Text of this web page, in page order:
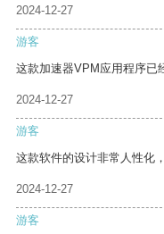
2024-12-27
游客
这款加速器VPM应用程序已
2024-12-27
游客
这款软件的设计非常人性化
2024-12-27
游客